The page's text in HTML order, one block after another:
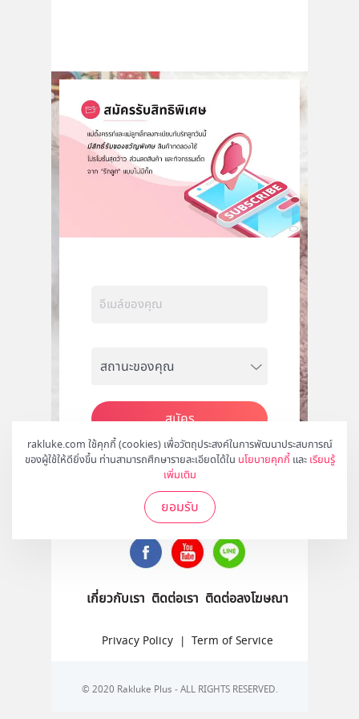
rakluke.com ใช้คุกกี้ (cookies) เพื่อวัตถุประสงค์ในการพัฒนาประสบการณ์
ของผู้ใช้ให้ดียิ่งขึ้น ท่านสามารถศึกษารายละเอียดได้ใน นโยบายคุกกี้ และ เรียนรู้
เพิ่มเติม
ยอมรับ
สมัคร
ติดตามเราได้ที่
เกี่ยวกับเรา ติดต่อเรา ติดต่อลงโฆษณา
Privacy Policy | Term of Service
© 2020 Rakluke Plus - ALL RIGHTS RESERVED.